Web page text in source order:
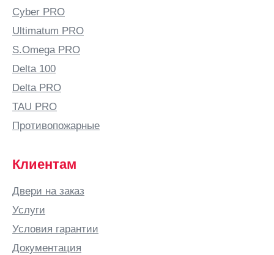
Cyber PRO
Ultimatum PRO
S.Omega PRO
Delta 100
Delta PRO
TAU PRO
Противопожарные
Клиентам
Двери на заказ
Услуги
Условия гарантии
Документация